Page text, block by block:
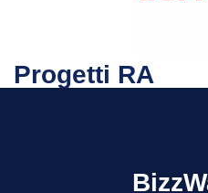
Progetti RA